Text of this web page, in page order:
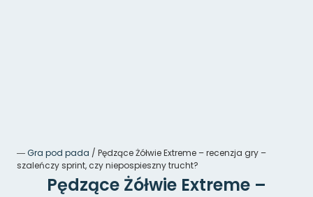
―Gra pod pada / Pędzące Żółwie Extreme – recenzja gry –
szaleńczy sprint, czy niepospieszny trucht?
Pędzące Żółwie Extreme –